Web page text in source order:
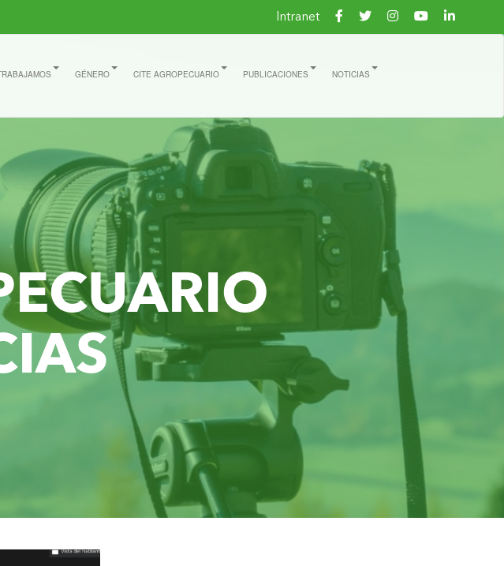
Intranet
GÉNERO CITE AGROPECUARIO PUBLICACIONES NOTICIAS